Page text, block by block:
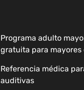
Programa adulto
gratuita para mayores
Referencia médica
auditivas